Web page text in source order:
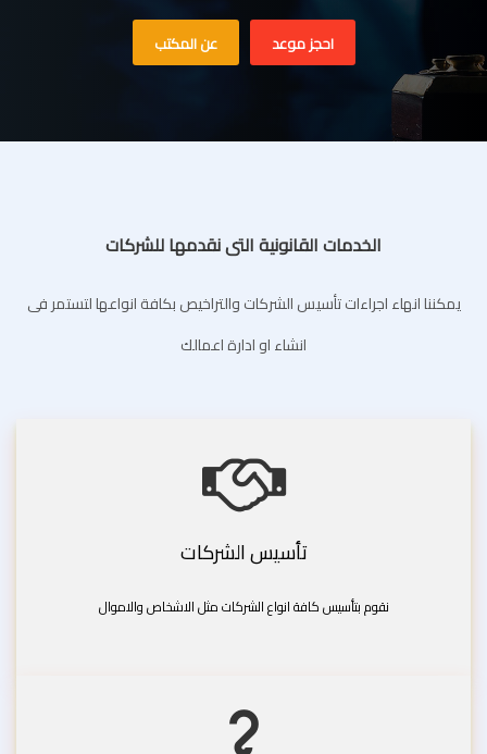
احجز موعد عن المكتب
الخدمات القانونية التى نقدمها للشركات
يمكننا انهاء اجراءات تأسيس الشركات والتراخيص بكافة انواعها لتستمر فى
انشاء او ادارة اعمالك
تأسيس الشركات
نقوم بتأسيس كافة انواع الشركات مثل الاشخاص والاموال